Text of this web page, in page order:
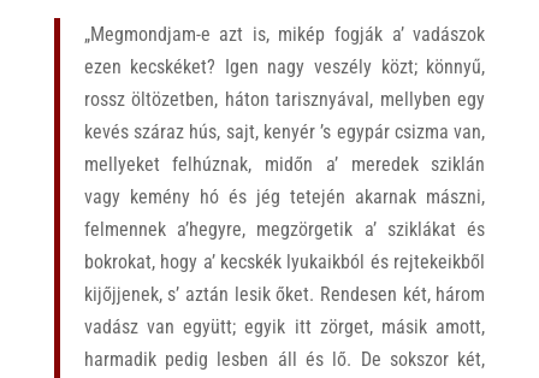
„Megmondjam-e azt is, mikép fogják a’ vadászok
ezen kecskéket? Igen nagy veszély közt; könnyű,
rossz öltözetben, háton tarisznyával, mellyben egy
kevés száraz hús, sajt, kenyér ’s egypár csizma van,
mellyeket felhúznak, midőn a’ meredek sziklán
vagy kemény hó és jég tetején akarnak mászni,
felmennek a’hegyre, megzörgetik a’ sziklákat és
bokrokat, hogy a’ kecskék lyukaikból és rejtekeikből
kijőjjenek, s’ aztán lesik őket. Rendesen két, három
vadász van együtt; egyik itt zörget, másik amott,
harmadik pedig lesben áll és lő. De sokszor két,